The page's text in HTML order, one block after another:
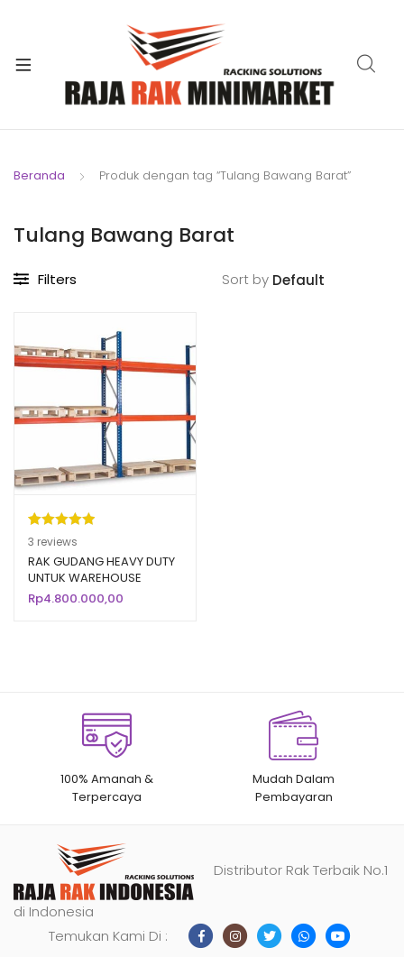
Beranda Produk dengan tag “Tulang Bawang Barat”
Tulang Bawang Barat
Filters Sort by
Peringkat
5.00 dari 5
berdasarka
n
3
penilaian
3 reviews
RAK GUDANG HEAVY DUTY
UNTUK WAREHOUSE
PABRIK / INDUSTRI
Rp4.800.000,00
100% Amanah &
Terpercaya
Mudah Dalam
Pembayaran
Distributor Rak Terbaik No.1
di Indonesia
Temukan Kami Di :